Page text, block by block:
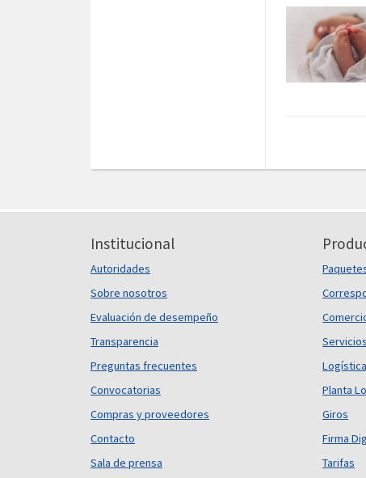
Institucional
Autoridades
Sobre nosotros
Evaluación de desempeño
Transparencia
Preguntas frecuentes
Convocatorias
Compras y proveedores
Contacto
Sala de prensa
Logística
Planta
Giros
Firma
Tarifas